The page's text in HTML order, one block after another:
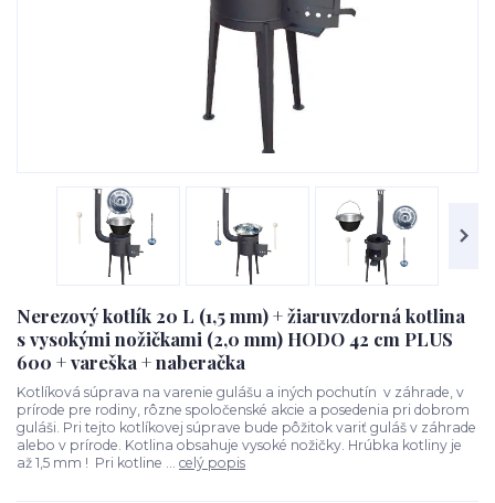
Nerezový kotlík 20 L (1,5 mm) + žiaruvzdorná kotlina
s vysokými nožičkami (2,0 mm) HODO 42 cm PLUS
600 + vareška + naberačka
Kotlíková súprava na varenie gulášu a iných pochutín v záhrade, v
prírode pre rodiny, rôzne spoločenské akcie a posedenia pri dobrom
guláši. Pri tejto kotlíkovej súprave bude pôžitok variť guláš v záhrade
alebo v prírode. Kotlina obsahuje vysoké nožičky. Hrúbka kotliny je
až 1,5 mm ! Pri kotline ... celý popis